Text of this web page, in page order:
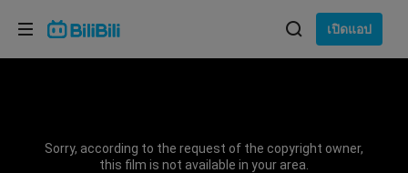
เปิดแอป
Sorry, according to the request of the copyright owner,
this film is not available in your area.
เลือกภาษา